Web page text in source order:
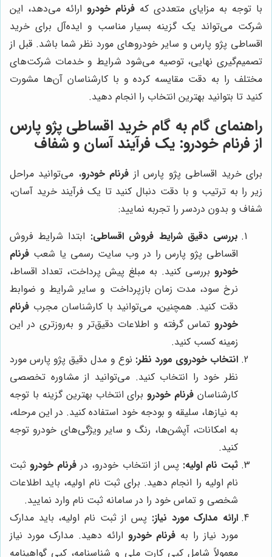
با توجه به مزایای متعددی که فرنام خودرو ارائه می‌دهد، این
شرکت می‌تواند یک گزینه بسیار مناسب و ایده‌آل برای خرید
اقساطی پژو پارس و سایر خودروهای مورد نظر شما باشد. قبل از
تصمیم‌گیری نهایی، توصیه می‌شود شرایط و خدمات شرکت‌های
مختلف را به دقت مقایسه کرده و با کارشناسان آن‌ها مشورت
کنید تا بتوانید بهترین انتخاب را انجام دهید.
راهنمای گام به گام خرید اقساطی پژو پارس
از فرنام خودرو: یک فرآیند آسان و شفاف
برای خرید اقساطی پژو پارس از فرنام خودرو، می‌توانید مراحل
زیر را به ترتیب و با دقت دنبال کنید تا یک فرآیند خرید آسان،
شفاف و بدون دردسر را تجربه نمایید:
بررسی دقیق شرایط فروش اقساطی: ابتدا شرایط فروش
اقساطی پژو پارس را در وب سایت رسمی یا شعب فرنام
خودرو بررسی کنید. به مبلغ پیش پرداخت، تعداد اقساط،
نرخ سود، مدت زمان بازپرداخت و سایر شرایط و ضوابط
دقت کنید. همچنین، می‌توانید با کارشناسان مجرب فرنام
خودرو تماس گرفته و اطلاعات دقیق‌تر و به‌روزتری در این
زمینه کسب کنید.
انتخاب خودروی مورد نظر: نوع و مدل دقیق پژو پارس مورد
نظر خود را انتخاب کنید. می‌توانید از مشاوره تخصصی
کارشناسان فرنام خودروبرای انتخاب بهترین گزینه با توجه
به نیازها، سلیقه و بودجه خود استفاده کنید. در این مرحله،
به امکانات، آپشن‌ها، رنگ و سایر ویژگی‌های خودرو توجه
کنید.
ثبت نام اولیه: پس از انتخاب خودرو، در فرنام خودروثبت
نام اولیه را انجام دهید. برای ثبت نام اولیه، باید اطلاعات
شخصی و تماس خود را در سامانه ثبت نام وارد نمایید.
ارائه مدارک مورد نیاز: پس از ثبت نام اولیه، باید مدارک
مورد نیاز را به فرنام خودرو ارائه دهید. مدارک مورد نیاز
معمولاً شامل کپی کارت ملی و شناسنامه، کپی گواهینامه